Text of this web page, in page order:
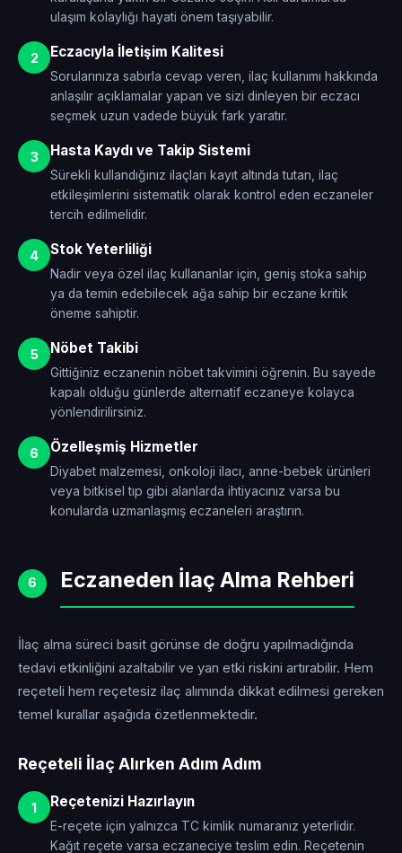
ulaşım kolaylığı hayati önem taşıyabilir.
2 Eczacıyla İletişim Kalitesi
Sorularınıza sabırla cevap veren, ilaç kullanımı hakkında
anlaşılır açıklamalar yapan ve sizi dinleyen bir eczacı
seçmek uzun vadede büyük fark yaratır.
3 Hasta Kaydı ve Takip Sistemi
Sürekli kullandığınız ilaçları kayıt altında tutan, ilaç
etkileşimlerini sistematik olarak kontrol eden eczaneler
tercih edilmelidir.
4 Stok Yeterliliği
Nadir veya özel ilaç kullananlar için, geniş stoka sahip
ya da temin edebilecek ağa sahip bir eczane kritik
öneme sahiptir.
5 Nöbet Takibi
Gittiğiniz eczanenin nöbet takvimini öğrenin. Bu sayede
kapalı olduğu günlerde alternatif eczaneye kolayca
yönlendirilirsiniz.
6 Özelleşmiş Hizmetler
Diyabet malzemesi, onkoloji ilacı, anne-bebek ürünleri
veya bitkisel tıp gibi alanlarda ihtiyacınız varsa bu
konularda uzmanlaşmış eczaneleri araştırın.
6 Eczaneden İlaç Alma Rehberi
İlaç alma süreci basit görünse de doğru yapılmadığında
tedavi etkinliğini azaltabilir ve yan etki riskini artırabilir. Hem
reçeteli hem reçetesiz ilaç alımında dikkat edilmesi gereken
temel kurallar aşağıda özetlenmektedir.
Reçeteli İlaç Alırken Adım Adım
1 Reçetenizi Hazırlayın
E-reçete için yalnızca TC kimlik numaranız yeterlidir.
Kağıt reçete varsa eczaneciye teslim edin. Reçetenin